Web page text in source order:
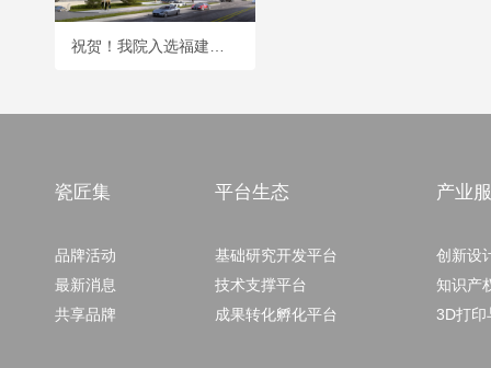
祝贺！我院入选福建省18个省级人工智能典型应用场景
瓷匠集
品牌活动
最新消息
共享品牌
平台生态
基础研究开发平台
技术支撑平台
成果转化孵化平台
产业
创新设
知识产
3D打印